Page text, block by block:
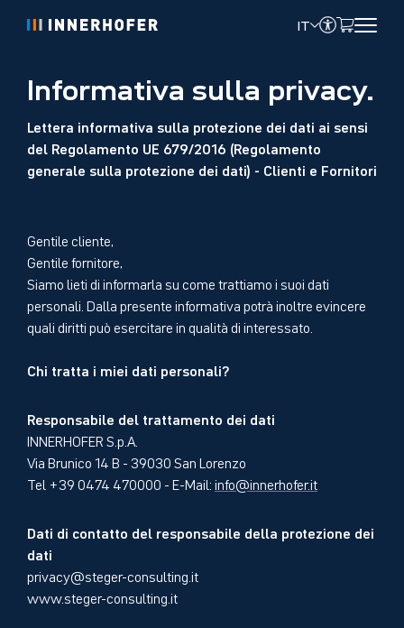
IT
Informativa sulla privacy.
Lettera informativa sulla protezione dei dati ai sensi
del Regolamento UE 679/2016 (Regolamento
generale sulla protezione dei dati) - Clienti e Fornitori
Gentile cliente,
Gentile fornitore,
Siamo lieti di informarla su come trattiamo i suoi dati
personali. Dalla presente informativa potrà inoltre evincere
quali diritti può esercitare in qualità di interessato.
Chi tratta i miei dati personali?
Responsabile del trattamento dei dati
INNERHOFER S.p.A.
Via Brunico 14 B - 39030 San Lorenzo
Tel +39 0474 470000 - E-Mail:info innerhofer.it
Dati di contatto del responsabile della protezione dei
dati
privacy@steger-consulting.it
www.steger-consulting.it